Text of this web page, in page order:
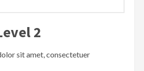
2
sit amet, consectetuer